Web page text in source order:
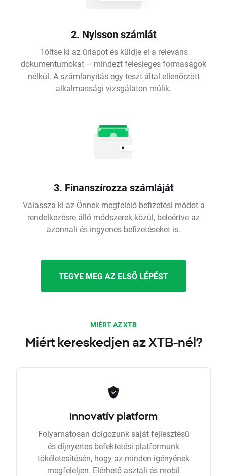
2. Nyisson számlát
Töltse ki az űrlapot és küldje el a releváns
dokumentumokat – mindezt felesleges formaságok
nélkül. A számlanyitás egy teszt által ellenőrzött
alkalmassági vizsgálaton múlik.
3. Finanszírozza számláját
Válassza ki az Önnek megfelelő befizetési módot a
rendelkezésre álló módszerek közül, beleértve az
azonnali és ingyenes befizetéseket is.
TEGYE MEG AZ ELSŐ LÉPÉST
MIÉRT AZ XTB
Miért kereskedjen az XTB-nél?
Innovatív platform
Folyamatosan dolgozunk saját fejlesztésű
és díjnyertes befektetési platformunk
tökéletesítésén, hogy az minden igényének
megfeleljen. Elérhető asztali és mobil